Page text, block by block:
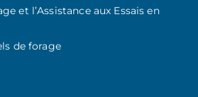
et l’Assistance aux Essais en
de forage